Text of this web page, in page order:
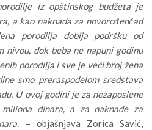
iz opštinskog budžeta je
a kao naknada za novorođenčad
porodilja dobija podršku od
nivou, dok beba ne napuni godinu
porodilja i sve je veći broj žena
smo preraspodelom sredstava
U ovoj godini je za nezaposlene
dinara, a za naknade za
– objašnjava Zorica Savić,